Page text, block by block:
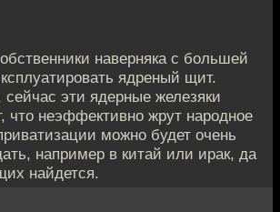
наверняка с большей
ядреный щит.
эти ядерные железяки
что неэффективно жрут народное
можно будет очень
например в китай или ирак, да
найдется.